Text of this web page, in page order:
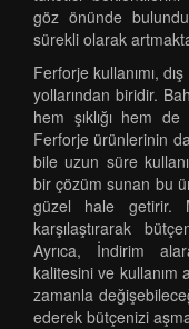
göz önünde
sürekli olarak
Ferforje kullanımı,
yollarından biridir.
hem şıklığı hem
Ferforje ürünlerinin
bile uzun süre
bir çözüm sunan bu
güzel hale getirir.
karşılaştırarak
Ayrıca, İndirim
kalitesini ve kullanım
zamanla
ederek bütçenizi